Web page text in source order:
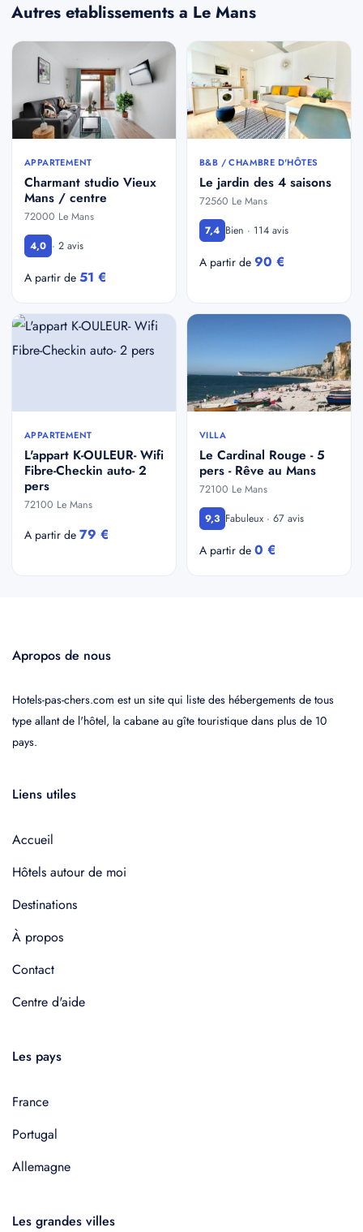
Autres etablissements a Le Mans
APPARTEMENT
Charmant studio Vieux
Mans / centre
72000 Le Mans
4,0 · 2 avis
A partir de 51 €
B&B / CHAMBRE D'HÔTES
Le jardin des 4 saisons
72560 Le Mans
7,4 Bien · 114 avis
A partir de 90 €
APPARTEMENT
L'appart K-OULEUR- Wifi
Fibre-Checkin auto- 2
pers
72100 Le Mans
A partir de 79 €
VILLA
Le Cardinal Rouge - 5
pers - Rêve au Mans
72100 Le Mans
9,3 Fabuleux · 67 avis
A partir de 0 €
Apropos de nous
Hotels-pas-chers.com est un site qui liste des hébergements de tous
type allant de l'hôtel, la cabane au gîte touristique dans plus de 10
pays.
Liens utiles
Accueil
Hôtels autour de moi
Destinations
À propos
Contact
Centre d'aide
Les pays
France
Portugal
Allemagne
Les grandes villes